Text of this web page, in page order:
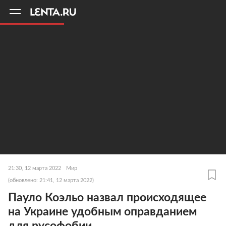
21:30, 12 марта 2022 Мир
(обновлено: 21:41, 12 марта 2022)
Пауло Коэльо назвал происходящее
на Украине удобным оправданием